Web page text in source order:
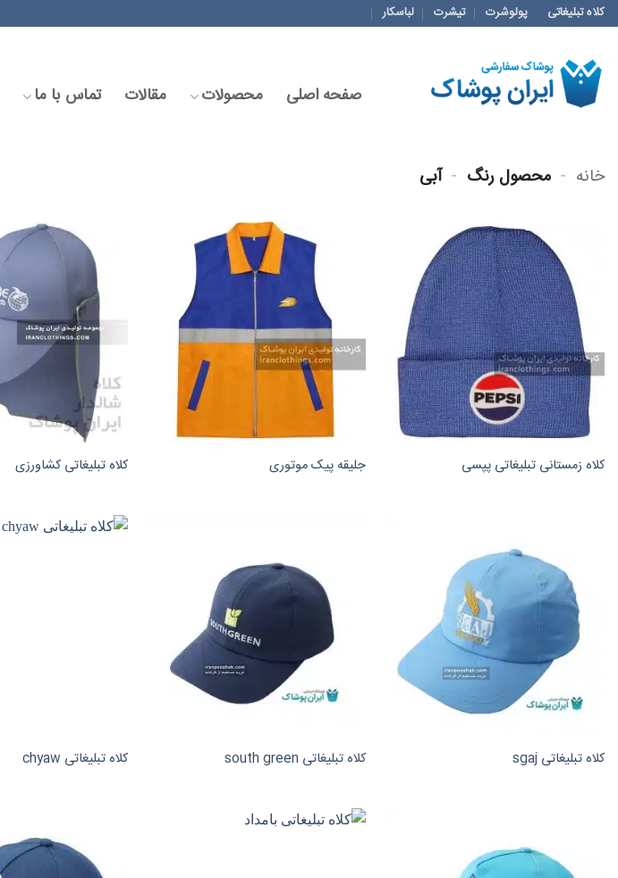
Skip
to
content
کلاه تبلیغاتی پولوشرت تیشرت لباسکار
صفحه اصلی محصولات مقالات تماس با ما
خانه - محصول رنگ - آبی
کلاه زمستانی تبلیغاتی پپسی جلیقه پیک موتوری کلاه تبلیغاتی کشاورزی
کلاه تبلیغاتی sgaj کلاه تبلیغاتی south green کلاه تبلیغاتی chyaw